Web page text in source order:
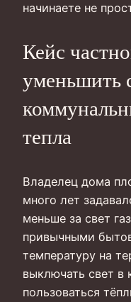
начинаете не
Кейс
уменьшить
тепла
Владелец дома
много лет
меньше за свет
привычными
температуру на
выключать свет в
пользоваться